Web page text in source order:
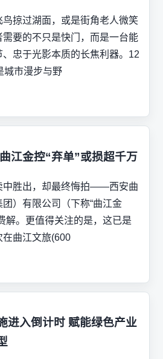
鸟掠过湖面，或是街角老人微笑
要的不只是快门，而是一台能
忠于光影本质的长焦利器。12
城市漫步与野
江金控“弃单”或损超千万
中胜出，却最终悔拍——西安曲
）有限公司（下称“曲江金
解。更值得关注的是，这已是
在曲江文旅(600
进入倒计时 赋能绿色产业